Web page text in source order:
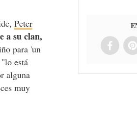
Peter
a su clan,
para 'un
está
alguna
muy